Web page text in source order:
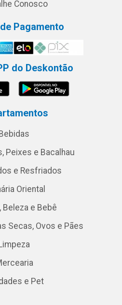
Conosco
Pagamento
do Deskontão
Bebidas
Peixes e Bacalhau
e Resfriados
Oriental
Beleza e Bebê
Secas, Ovos e Pães
e Pet